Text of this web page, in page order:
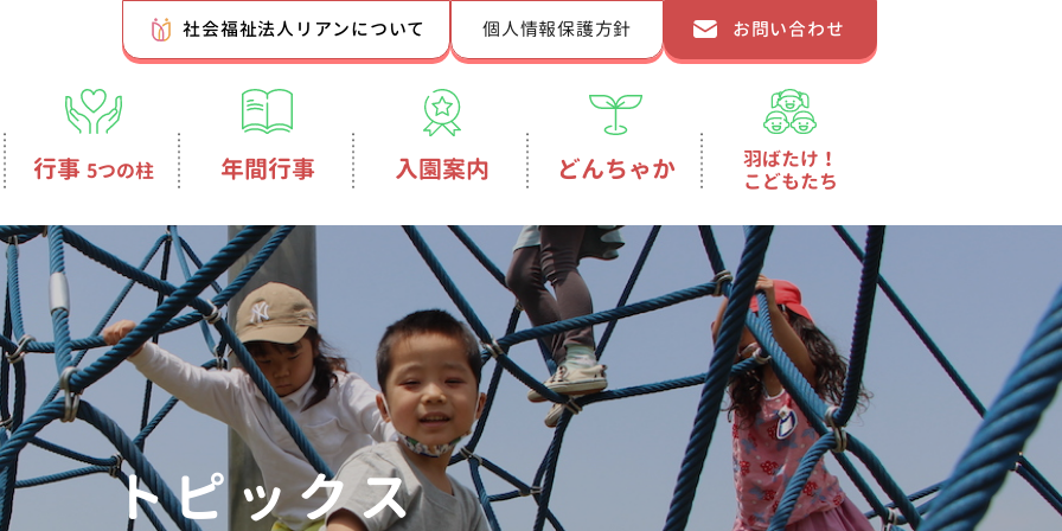
社会福祉法人リアンについて 個人情報保護方針 お問い合わせ
行事 5つの柱 年間行事 入園案内 どんちゃか
羽ばたけ！
こどもたち
トピックス